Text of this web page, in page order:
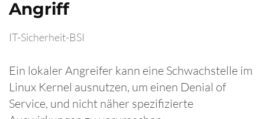
Angriff
IT-Sicherheit-BSI
Ein lokaler Angreifer kann eine Schwachstelle im
Linux Kernel ausnutzen, um einen Denial of
Service, und nicht näher spezifizierte